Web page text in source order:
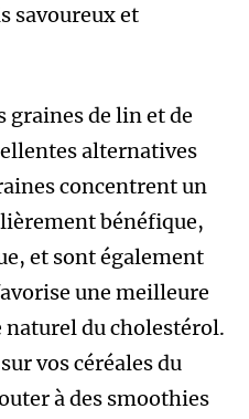
savoureux et
graines de lin et de
alternatives
concentrent un
bénéfique,
et sont également
une meilleure
du cholestérol.
vos céréales du
à des smoothies